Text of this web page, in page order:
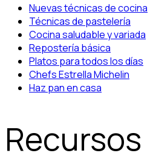
Nuevas técnicas de cocina
Técnicas de pastelería
Cocina saludable y variada
Repostería básica
Platos para todos los días
Chefs Estrella Michelin
Haz pan en casa
Recursos